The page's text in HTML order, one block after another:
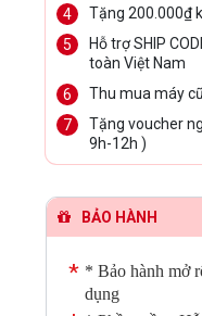
Tặng 200.000₫
Hỗ trợ SHIP
toàn Việt Nam
Thu mua máy
Tặng voucher
9h-12h )
BẢO HÀNH
* Bảo hành mở
dụng